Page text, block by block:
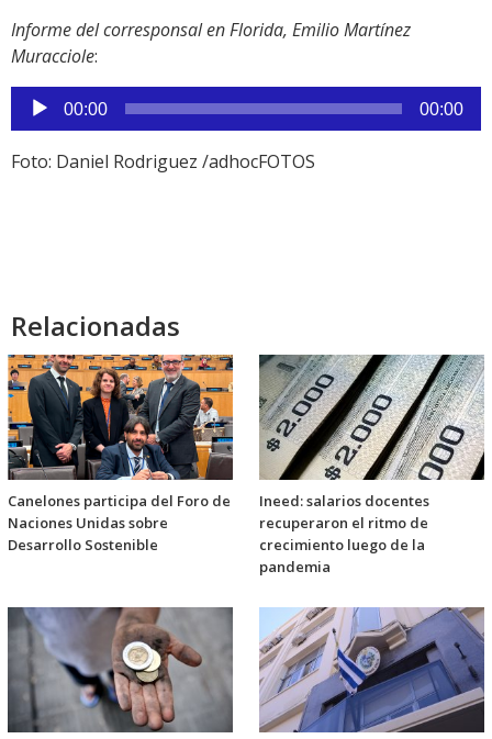
Informe del corresponsal en Florida, Emilio Martínez
Muracciole:
Reproductor
de
audio
00:00 00:00
Foto: Daniel Rodriguez /adhocFOTOS
Relacionadas
Canelones participa del Foro de
Naciones Unidas sobre
Desarrollo Sostenible
Ineed: salarios docentes
recuperaron el ritmo de
crecimiento luego de la
pandemia